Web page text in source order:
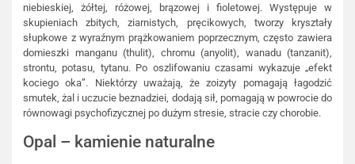
niebieskiej, żółtej, różowej, brązowej i fioletowej. Występuje w
skupieniach zbitych, ziarnistych, pręcikowych, tworzy kryształy
słupkowe z wyraźnym prążkowaniem poprzecznym, często zawiera
domieszki manganu (thulit), chromu (anyolit), wanadu (tanzanit),
strontu, potasu, tytanu. Po oszlifowaniu czasami wykazuje „efekt
kociego oka”. Niektórzy uważają, że zoizyty pomagają łagodzić
smutek, żal i uczucie beznadziei, dodają sił, pomagają w powrocie do
równowagi psychofizycznej po dużym stresie, stracie czy chorobie.
Opal – kamienie naturalne